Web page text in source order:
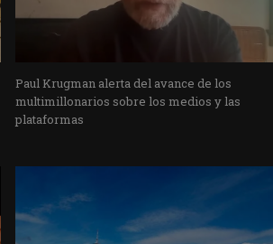
Paul Krugman alerta del avance de los
multimillonarios sobre los medios y las
plataformas